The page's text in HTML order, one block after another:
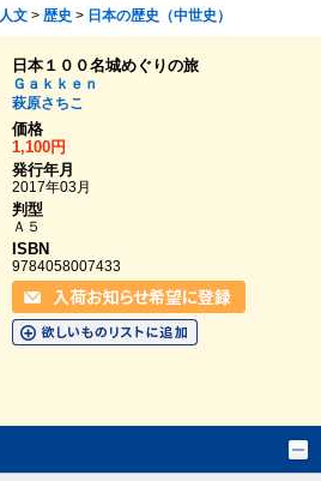
人文> 歴史 > 日本の歴史（中世史）
日本１００名城めぐりの旅
Ｇａｋｋｅｎ
萩原さちこ
価格
1,100円
発行年月
2017年03月
判型
Ａ５
ISBN
9784058007433